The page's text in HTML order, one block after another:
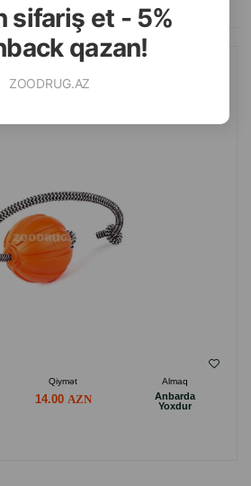
sifariş et - 5%
qazan!
ZOODRUG.AZ
LIKER OYUNCAĞI. DIAMETRI: 5 SM.
Qiymət
Almaq
14.00
Anbarda
Yoxdur